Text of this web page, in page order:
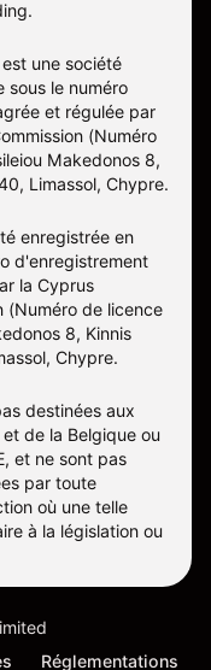
une société
sous le numéro
et régulée par
(Numéro
Makedonos 8,
Limassol, Chypre.
enregistrée en
d'enregistrement
la Cyprus
(Numéro de licence
8, Kinnis
Chypre.
destinées aux
de la Belgique ou
et ne sont pas
par toute
où une telle
à la législation ou
Réglementations